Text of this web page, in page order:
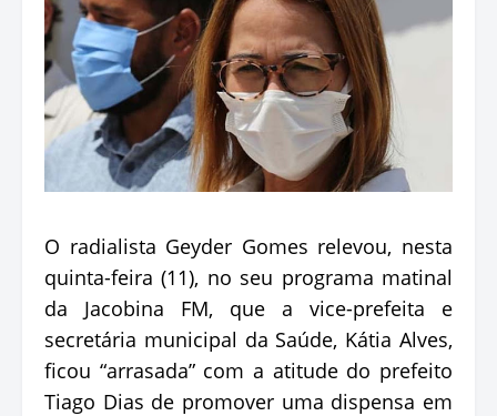
O radialista Geyder Gomes relevou, nesta
quinta-feira (11), no seu programa matinal
da Jacobina FM, que a vice-prefeita e
secretária municipal da Saúde, Kátia Alves,
ficou “arrasada” com a atitude do prefeito
Tiago Dias de promover uma dispensa em